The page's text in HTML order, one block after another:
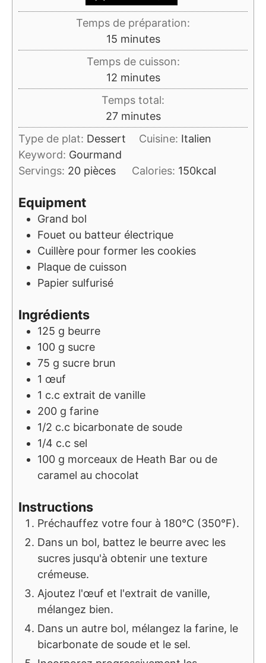
Temps de préparation:
15minutes
minutes
Temps de cuisson:
12minutes
minutes
Temps total:
27minutes
minutes
Type de plat: Dessert Cuisine: Italien
Keyword: Gourmand
Servings: 20 pièces Calories: 150kcal
Equipment
Grand bol
Fouet ou batteur électrique
Cuillère pour former les cookies
Plaque de cuisson
Papier sulfurisé
Ingrédients
125 g beurre
100 g sucre
75 g sucre brun
1 œuf
1 c.c extrait de vanille
200 g farine
1/2 c.c bicarbonate de soude
1/4 c.c sel
100 g morceaux de Heath Bar ou de
caramel au chocolat
Instructions
Préchauffez votre four à 180°C (350°F).
Dans un bol, battez le beurre avec les
sucres jusqu'à obtenir une texture
crémeuse.
Ajoutez l'œuf et l'extrait de vanille,
mélangez bien.
Dans un autre bol, mélangez la farine, le
bicarbonate de soude et le sel.